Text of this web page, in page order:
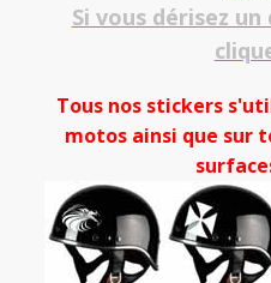
Si vous dérisez
Tous nos stickers
motos ainsi que sur